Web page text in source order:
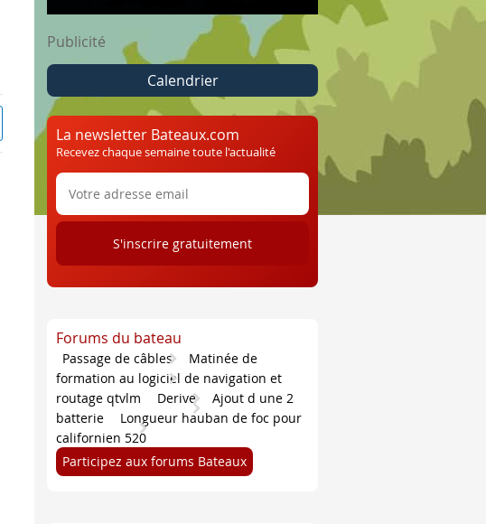
Publicité
Calendrier
La newsletter Bateaux.com
Recevez chaque semaine toute l'actualité
Forums du bateau
Passage de câbles
Matinée de
formation au logiciel de navigation et
routage qtvlm
Derive
Ajout d une 2
batterie
Longueur hauban de foc pour
californien 520
Participez aux forums Bateaux